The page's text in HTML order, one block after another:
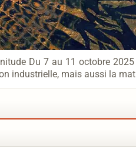
Du 7 au 11 octobre
industrielle, mais aussi la